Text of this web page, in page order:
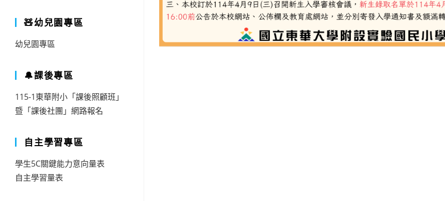
🧸幼兒園專區
幼兒園專區
🔔課後專區
115-1東華附小「課後照顧班」
暨「課後社團」網路報名
自主學習專區
學生5C關鍵能力意向量表
自主學習量表